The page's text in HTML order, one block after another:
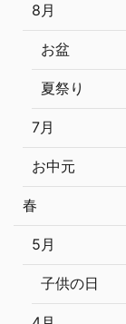
8月
お盆
夏祭り
7月
お中元
春
5月
子供の日